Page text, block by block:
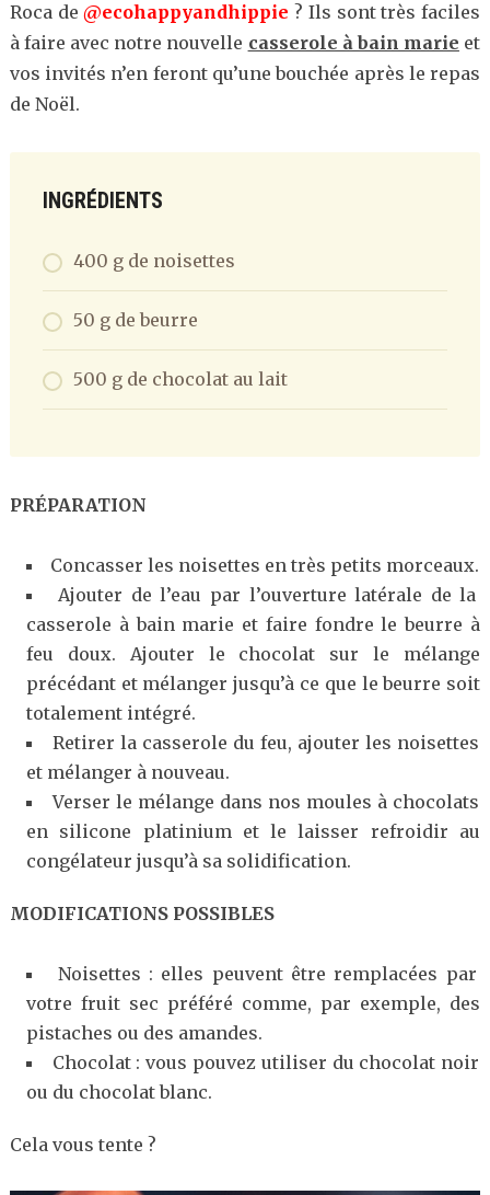
Roca de@ecohappyandhippie ? Ils sont très faciles
à faire avec notre nouvelle casserole à bain marie et
vos invités n’en feront qu’une bouchée après le repas
de Noël.
INGRÉDIENTS
400 g de noisettes
50 g de beurre
500 g de chocolat au lait
PRÉPARATION
Concasser les noisettes en très petits morceaux.
Ajouter de l’eau par l’ouverture latérale de la
casserole à bain marie et faire fondre le beurre à
feu doux. Ajouter le chocolat sur le mélange
précédant et mélanger jusqu’à ce que le beurre soit
totalement intégré.
Retirer la casserole du feu, ajouter les noisettes
et mélanger à nouveau.
Verser le mélange dans nos moules à chocolats
en silicone platinium et le laisser refroidir au
congélateur jusqu’à sa solidification.
MODIFICATIONS POSSIBLES
Noisettes : elles peuvent être remplacées par
votre fruit sec préféré comme, par exemple, des
pistaches ou des amandes.
Chocolat : vous pouvez utiliser du chocolat noir
ou du chocolat blanc.
Cela vous tente ?